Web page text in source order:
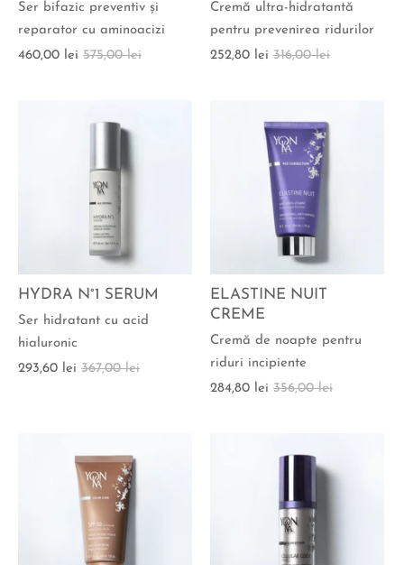
Ser bifazic preventiv şi
reparator cu aminoacizi
460,00 lei 575,00 lei
Cremă ultra-hidratantă
pentru prevenirea ridurilor
252,80 lei 316,00 lei
HYDRA N°1 SERUM
Ser hidratant cu acid
hialuronic
293,60 lei 367,00 lei
ELASTINE NUIT
CREME
Cremă de noapte pentru
riduri incipiente
284,80 lei 356,00 lei